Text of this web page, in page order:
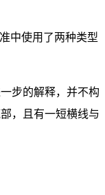
中使用了两种类型
步的解释，并不构
，且有一短横线与